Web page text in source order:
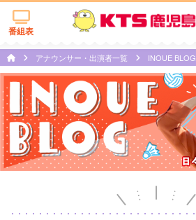
番組表
アナウンサー・出演者一覧 INOUE BLOG